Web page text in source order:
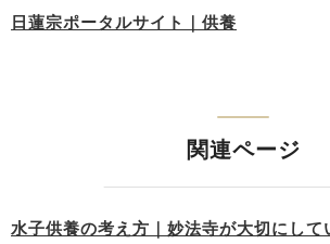
日蓮宗ポータルサイト｜供養
関連ページ
水子供養の考え方｜妙法寺が大切にして